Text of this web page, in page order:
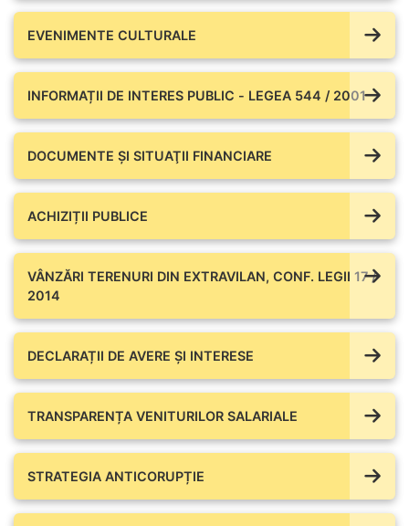
EVENIMENTE CULTURALE
INFORMAȚII DE INTERES PUBLIC - LEGEA 544 / 2001
DOCUMENTE ŞI SITUAŢII FINANCIARE
ACHIZIȚII PUBLICE
VÂNZĂRI TERENURI DIN EXTRAVILAN, CONF. LEGII 17 /
2014
DECLARAȚII DE AVERE ŞI INTERESE
TRANSPARENȚA VENITURILOR SALARIALE
STRATEGIA ANTICORUPȚIE